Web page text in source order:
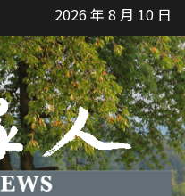
2026 年 8 月 10 日